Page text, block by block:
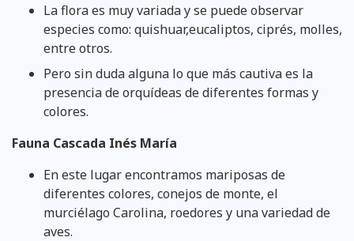
La flora es muy variada y se puede observar
especies como: quishuar,eucaliptos, ciprés, molles,
entre otros.
Pero sin duda alguna lo que más cautiva es la
presencia de orquídeas de diferentes formas y
colores.
Fauna Cascada Inés María
En este lugar encontramos mariposas de
diferentes colores, conejos de monte, el
murciélago Carolina, roedores y una variedad de
aves.